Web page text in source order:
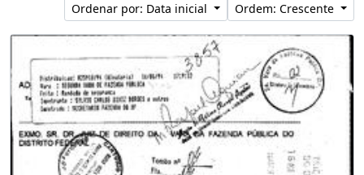
Ordenar por: Data inicial
Ordem: Crescente